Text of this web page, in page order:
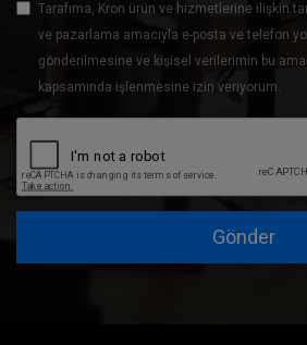
Tarafıma, Kron ürün ve hizmetlerine ilişkin
ve pazarlama amacıyla e-posta ve telefon
gönderilmesine ve kişisel verilerimin bu
kapsamında işlenmesine izin veriyorum.
Gönder